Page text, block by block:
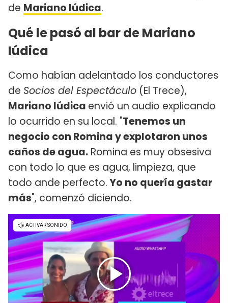
de Mariano Iúdica.
Qué le pasó al bar de Mariano
Iúdica
Como habían adelantado los conductores
de Socios del Espectáculo (El Trece),
Mariano Iúdica envió un audio explicando
lo ocurrido en su local. "Tenemos un
negocio con Romina y explotaron unos
caños de agua. Romina es muy obsesiva
con todo lo que es agua, limpieza, que
todo ande perfecto.Yo no quería gastar
más", comenzó diciendo.